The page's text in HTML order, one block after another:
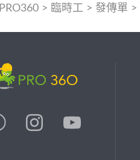
PRO360> 臨時工 > 發傳單 >